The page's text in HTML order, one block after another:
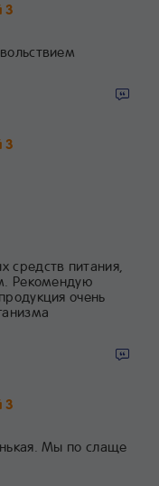
3
3
средств питания,
Рекомендую
очень
3
Мы по слаще